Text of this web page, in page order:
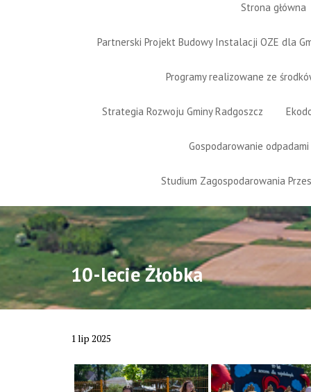
Strona główna
Partnerski Projekt Budowy Instalacji OZE dla
Programy realizowane ze
Strategia Rozwoju Gminy Radgoszcz
Gospodarowanie odpadami
Studium Zagospodarowania
10-lecie Żłobka
1lip 2025